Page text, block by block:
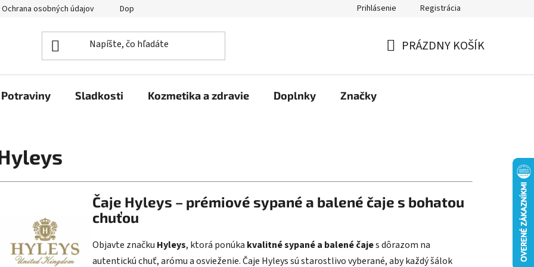
Ochrana osobných údajov Doprava a platba Prihlásenie Registrácia
PRÁZDNY KOŠÍK
Potraviny Sladkosti Kozmetika a zdravie Doplnky Značky
Čaje Hyleys – prémiové sypané a balené čaje s bohatou
chuťou
Objavte značku Hyleys, ktorá ponúka kvalitné sypané a balené čajes dôrazom na
autentickú chuť, arómu a osvieženie. Čaje Hyleys sú starostlivo vyberané, aby každý šálok